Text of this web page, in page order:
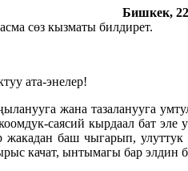
Бишкек,
сөз кызматы билдирет.
ата-энелер!
жана тазаланууга
саясий кырдаал бат
баш чыгарып,
качат, ынтымагы бар элдин